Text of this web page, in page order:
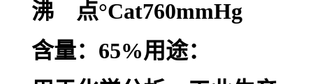
沸 点°Cat760mmHg
含量：65%用途：